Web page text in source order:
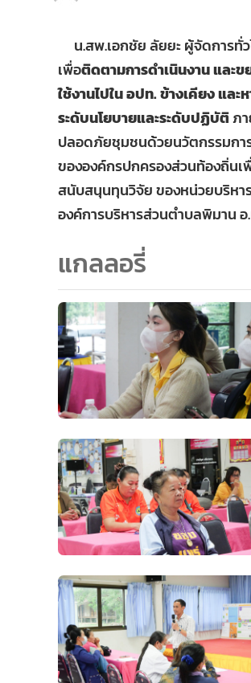
น.สพ.เอกชัย ลัยยะ ผู้จัดการทั่
เพื่อติดตามการดำเนินงาน และ
ใช้งานไปใน อปท. ข้างเคียง แล
ระดับนโยบายและระดับปฏิบัติภ
ปลอดภัยชุมชนด้วยนวัตกรรมกา
ขององค์กรปกครองส่วนท้องถิ่น
สนับสนุนทุนวิจัย ของหน่วยบริห
องค์การบริหารส่วนตำบลพิมาน
แกลลอรี่